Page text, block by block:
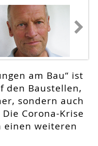
am Bau“ ist
den Baustellen,
sondern auch
Corona-Krise
einen weiteren